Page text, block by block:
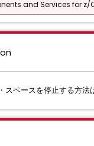
and Services for z/
スペースを停⽌する方法